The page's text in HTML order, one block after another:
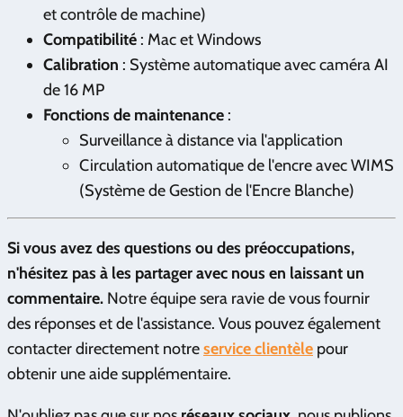
et contrôle de machine)
Compatibilité : Mac et Windows
Calibration : Système automatique avec caméra AI
de 16 MP
Fonctions de maintenance :
Surveillance à distance via l'application
Circulation automatique de l'encre avec WIMS
(Système de Gestion de l'Encre Blanche)
Si vous avez des questions ou des préoccupations,
n'hésitez pas à les partager avec nous en laissant un
commentaire. Notre équipe sera ravie de vous fournir
des réponses et de l'assistance. Vous pouvez également
contacter directement notreservice clientèle pour
obtenir une aide supplémentaire.